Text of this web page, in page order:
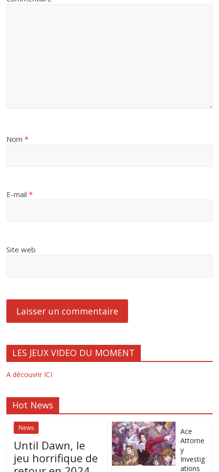
Nom*
E-mail*
Site web
LES JEUX VIDEO DU MOMENT
A découvrir ICI
Hot News
News
Until Dawn, le
jeu horrifique de
Ace
Attorne
y
Investig
ations